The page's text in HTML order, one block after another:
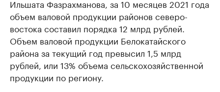
Ильшата Фазрахманова, за 10 месяцев 2021 года
объем валовой продукции районов северо-
востока составил порядка 12 млрд рублей.
Объем валовой продукции Белокатайского
района за текущий год превысил 1,5 млрд
рублей, или 13% объема сельскохозяйственной
продукции по региону.